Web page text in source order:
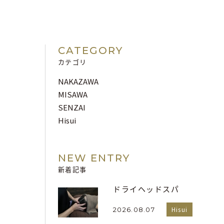
CATEGORY
カテゴリ
NAKAZAWA
MISAWA
SENZAI
Hisui
NEW ENTRY
新着記事
ドライヘッドスパ
2026.08.07 Hisui